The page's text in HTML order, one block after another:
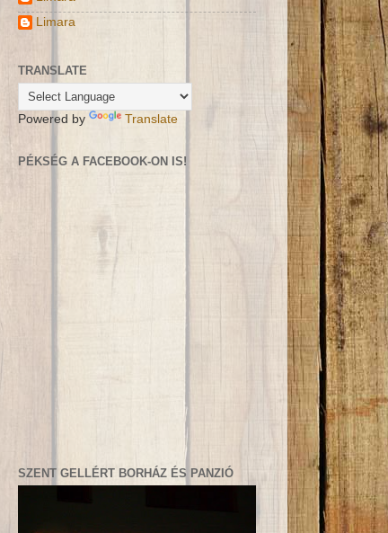
Limara
TRANSLATE
Powered by Translate
PÉKSÉG A FACEBOOK-ON IS!
SZENT GELLÉRT BORHÁZ ÉS PANZIÓ